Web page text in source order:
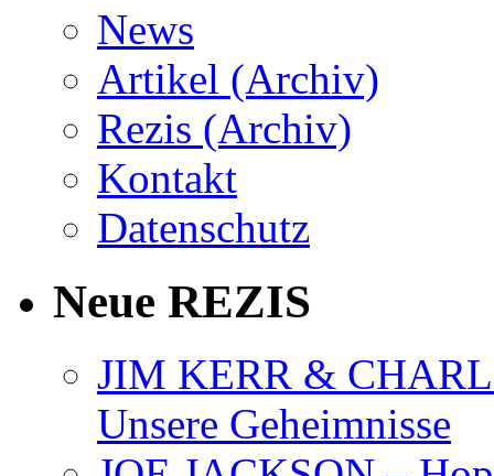
News
Artikel (Archiv)
Rezis (Archiv)
Kontakt
Datenschutz
Neue REZIS
JIM KERR &
Unsere Geheimnisse